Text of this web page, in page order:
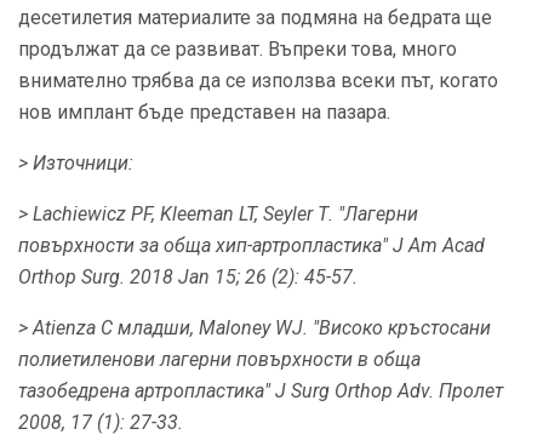
десетилетия материалите за подмяна на бедрата ще
продължат да се развиват. Въпреки това, много
внимателно трябва да се използва всеки път, когато
нов имплант бъде представен на пазара.
> Източници:
> Lachiewicz PF, Kleeman LT, Seyler Т. "Лагерни
повърхности за обща хип-артропластика" J Am Acad
Orthop Surg. 2018 Jan 15; 26 (2): 45-57.
> Atienza C младши, Maloney WJ. "Високо кръстосани
полиетиленови лагерни повърхности в обща
тазобедрена артропластика" J Surg Orthop Adv. Пролет
2008, 17 (1): 27-33.